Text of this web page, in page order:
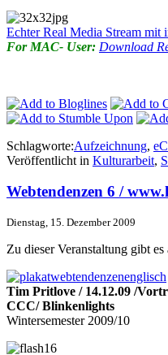
Echter Real Media Stream mit
For MAC- User: Download
Schlagworte:Aufzeichnung,
Veröffentlicht in Kulturarbeit,
Webtendenzen 6 /
Dienstag, 15. Dezember 2009
Zu dieser Veranstaltung gibt
Tim Pritlove / 14.12.09 /
CCC/ Blinkenlights
Wintersemester 2009/10